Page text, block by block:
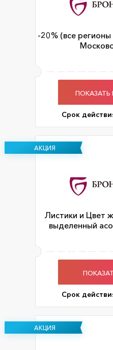
-20% (все
Срок
АКЦИЯ
Листики и Цвет
выделенный
Срок
АКЦИЯ